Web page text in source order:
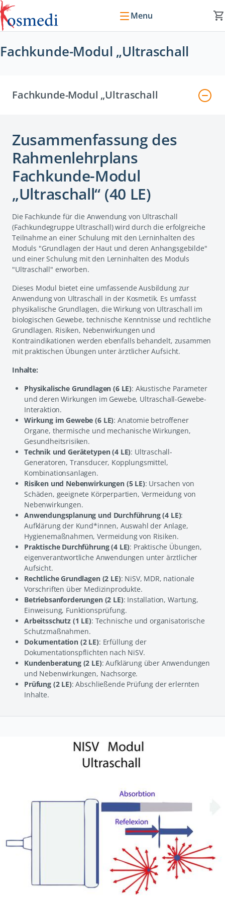
Menu
Fachkunde-Modul „Ultraschall
Fachkunde-Modul „Ultraschall
Zusammenfassung des
Rahmenlehrplans
Fachkunde-Modul
„Ultraschall“ (40 LE)
Die Fachkunde für die Anwendung von Ultraschall
(Fachkundegruppe Ultraschall) wird durch die erfolgreiche
Teilnahme an einer Schulung mit den Lerninhalten des
Moduls "Grundlagen der Haut und deren Anhangsgebilde"
und einer Schulung mit den Lerninhalten des Moduls
"Ultraschall" erworben.
Dieses Modul bietet eine umfassende Ausbildung zur
Anwendung von Ultraschall in der Kosmetik. Es umfasst
physikalische Grundlagen, die Wirkung von Ultraschall im
biologischen Gewebe, technische Kenntnisse und rechtliche
Grundlagen. Risiken, Nebenwirkungen und
Kontraindikationen werden ebenfalls behandelt, zusammen
mit praktischen Übungen unter ärztlicher Aufsicht.
Inhalte:
Physikalische Grundlagen (6 LE): Akustische Parameter
und deren Wirkungen im Gewebe, Ultraschall-Gewebe-
Interaktion.
Wirkung im Gewebe (6 LE): Anatomie betroffener
Organe, thermische und mechanische Wirkungen,
Gesundheitsrisiken.
Technik und Gerätetypen (4 LE): Ultraschall-
Generatoren, Transducer, Kopplungsmittel,
Kombinationsanlagen.
Risiken und Nebenwirkungen (5 LE): Ursachen von
Schäden, geeignete Körperpartien, Vermeidung von
Nebenwirkungen.
Anwendungsplanung und Durchführung (4 LE):
Aufklärung der Kund*innen, Auswahl der Anlage,
Hygienemaßnahmen, Vermeidung von Risiken.
Praktische Durchführung (4 LE): Praktische Übungen,
eigenverantwortliche Anwendungen unter ärztlicher
Aufsicht.
Rechtliche Grundlagen (2 LE): NiSV, MDR, nationale
Vorschriften über Medizinprodukte.
Betriebsanforderungen (2 LE): Installation, Wartung,
Einweisung, Funktionsprüfung.
Arbeitsschutz (1 LE): Technische und organisatorische
Schutzmaßnahmen.
Dokumentation (2 LE): Erfüllung der
Dokumentationspflichten nach NiSV.
Kundenberatung (2 LE): Aufklärung über Anwendungen
und Nebenwirkungen, Nachsorge.
Prüfung (2 LE): Abschließende Prüfung der erlernten
Inhalte.